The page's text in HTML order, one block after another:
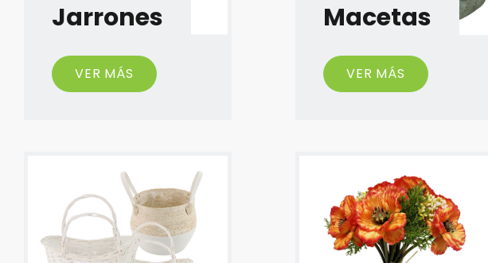
Jarrones
VER MÁS
Macetas
VER MÁS